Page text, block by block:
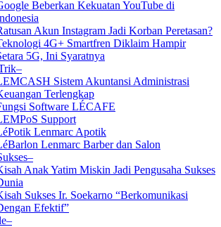
Beberkan Kekuatan YouTube di
Akun Instagram Jadi Korban Peretasan?
4G+ Smartfren Diklaim Hampir
5G, Ini Syaratnya
Sistem Akuntansi Administrasi
Terlengkap
Software LÉCAFE
Support
Lenmarc Apotik
Lenmarc Barber dan Salon
Anak Yatim Miskin Jadi Pengusaha Sukses
Sukses Ir. Soekarno “Berkomunikasi
Efektif”